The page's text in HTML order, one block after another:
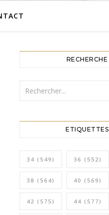
RECHERCHE
ETIQUETTES
34 (549) 36 (552)
38 (564) 40 (569)
42 (575) 44 (577)